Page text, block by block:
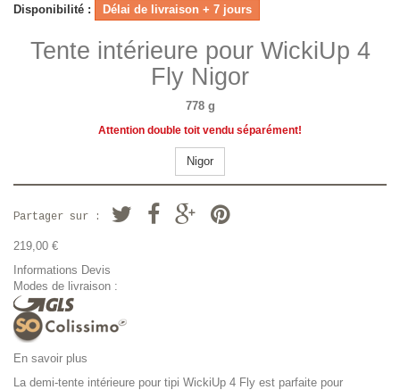
Disponibilité : Délai de livraison + 7 jours
Tente intérieure pour WickiUp 4
Fly Nigor
778 g
Attention double toit vendu séparément!
Nigor
Partager sur :
219,00 €
Informations Devis
Modes de livraison :
En savoir plus
La demi-tente intérieure pour tipi WickiUp 4 Fly est parfaite pour